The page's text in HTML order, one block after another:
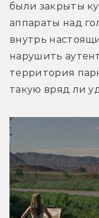
были закрыты
аппараты над
внутрь
нарушить
территория
такую вряд ли